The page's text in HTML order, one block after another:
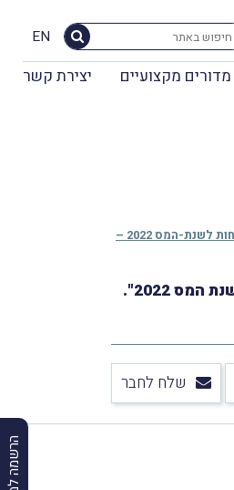
EN
מדורים מקצועיים יצירת קשר
במבזק מס' 2018 מיום 13.4.2023 דיווחנו, בין היתר, על הודעתו של מר שלמה אוחיון, סמנכ"ל בכיר שירות לקוחות ברשות המסים, בנושא דגשים לנוהל מתן אורכות להגשת הדו"חות לשנת-המס 2022 –
שלח לחבר